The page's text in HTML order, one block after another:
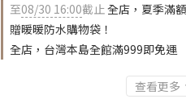
至08/30 16:00截止全店，夏季滿
贈暖暖防水購物袋！
全店，台灣本島全館滿999即免運
查看更多